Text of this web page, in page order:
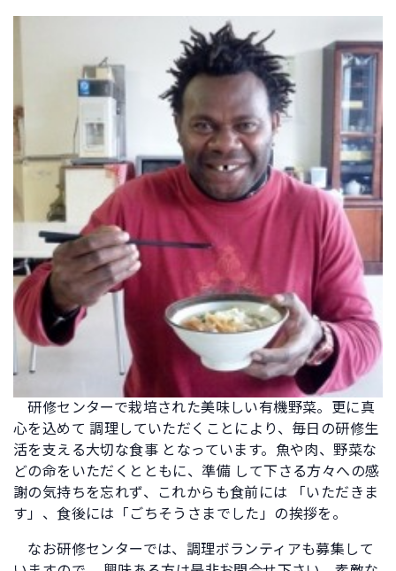
研修センターで栽培された美味しい有機野菜。更に真
心を込めて 調理していただくことにより、毎日の研修生
活を支える大切な食事 となっています。魚や肉、野菜な
どの命をいただくとともに、準備 して下さる方々への感
謝の気持ちを忘れず、これからも食前には 「いただきま
す」、食後には「ごちそうさまでした」の挨拶を。
なお研修センターでは、調理ボランティアも募集して